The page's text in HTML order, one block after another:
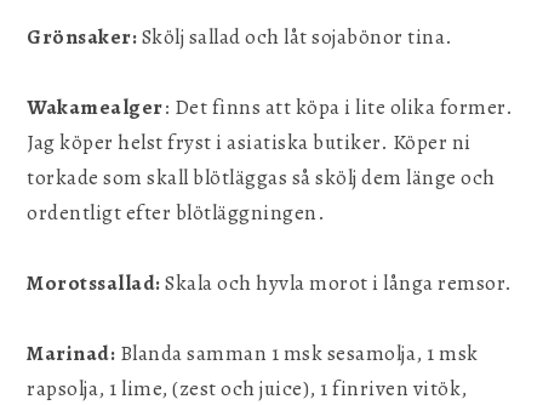
Grönsaker:Skölj sallad och låt sojabönor tina.
Wakamealger: Det finns att köpa i lite olika former.
Jag köper helst fryst i asiatiska butiker. Köper ni
torkade som skall blötläggas så skölj dem länge och
ordentligt efter blötläggningen.
Morotssallad:Skala och hyvla morot i långa remsor.
Marinad: Blanda samman 1 msk sesamolja, 1 msk
rapsolja, 1 lime, (zest och juice), 1 finriven vitök,